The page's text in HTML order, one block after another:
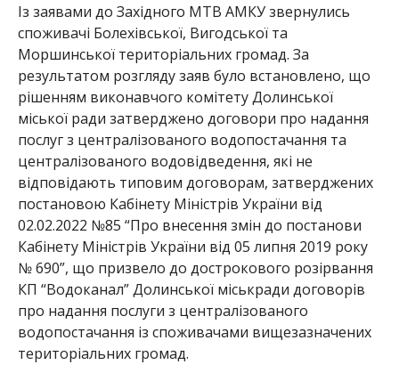
Із заявами до Західного МТВ АМКУ звернулись
споживачі Болехівської, Вигодської та
Моршинської територіальних громад. За
результатом розгляду заяв було встановлено, що
рішенням виконавчого комітету Долинської
міської ради затверджено договори про надання
послуг з централізованого водопостачання та
централізованого водовідведення, які не
відповідають типовим договорам, затверджених
постановою Кабінету Міністрів України від
02.02.2022 №85 “Про внесення змін до постанови
Кабінету Міністрів України від 05 липня 2019 року
№ 690”, що призвело до дострокового розірвання
КП “Водоканал” Долинської міськради договорів
про надання послуги з централізованого
водопостачання із споживачами вищезазначених
територіальних громад.